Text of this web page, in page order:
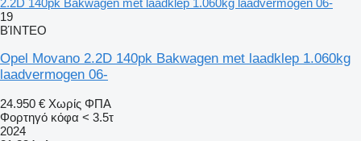
19
ΒΊΝΤΕΟ
Opel Movano 2.2D 140pk Bakwagen met laadklep 1.060kg
laadvermogen 06-
24.950 € Χωρίς ΦΠΑ
Φορτηγό κόφα < 3.5τ
2024